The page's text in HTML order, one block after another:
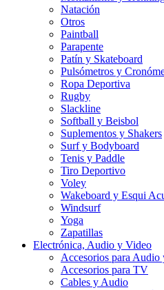
Natación
Otros
Paintball
Parapente
Patín y Skateboard
Pulsómetros y
Ropa Deportiva
Rugby
Slackline
Softball y Beisbol
Suplementos y Shakers
Surf y Bodyboard
Tenis y Paddle
Tiro Deportivo
Voley
Wakeboard y Esqui
Windsurf
Yoga
Zapatillas
Electrónica, Audio y Video
Accesorios para Audio
Accesorios para TV
Cables y Audio